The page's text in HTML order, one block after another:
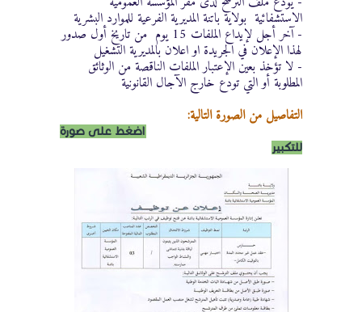
الاستشفائية بولاية باتنة المديرية الفرعية للموارد البشرية
- آخر أجل لإيداع الملفات 15 يوم من تاريخ أول صدور
لهذا الإعلان في الجريدة او اعلان بالمديرية التشغيل
- لا تؤخذ بعين الإعتبار الملفات الناقصة من الوثائق
المطلوبة أو التي تودع خارج الآجال القانونية
التفاصيل من الصورة التالية:
اضغط على صورة
للتكبير